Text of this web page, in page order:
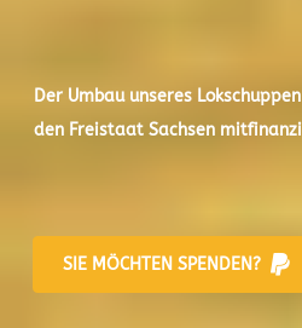
Der Umbau unseres Lokschuppen
den Freistaat Sachsen
SIE MÖCHTEN SPENDEN?